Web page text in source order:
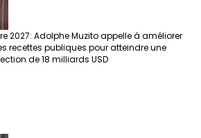
2027: Adolphe Muzito appelle à améliorer
recettes publiques pour atteindre une
de 18 milliards USD